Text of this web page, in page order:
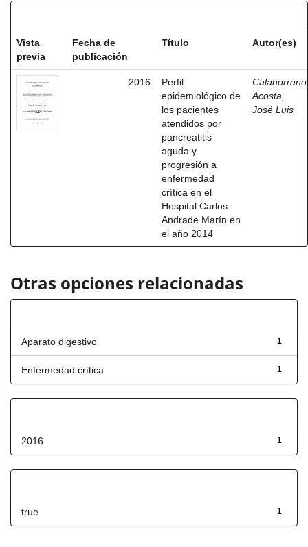
Vista
previa
Fecha de
publicación
Título Autor(es)
2016
Perfil
epidemiológico de
los pacientes
atendidos por
pancreatitis
aguda y
progresión a
enfermedad
crítica en el
Hospital Carlos
Andrade Marín en
el año 2014
Calahorrano
Acosta,
José Luis
Otras opciones relacionadas
1
Aparato digestivo
1
Enfermedad crítica
1
2016
1
true